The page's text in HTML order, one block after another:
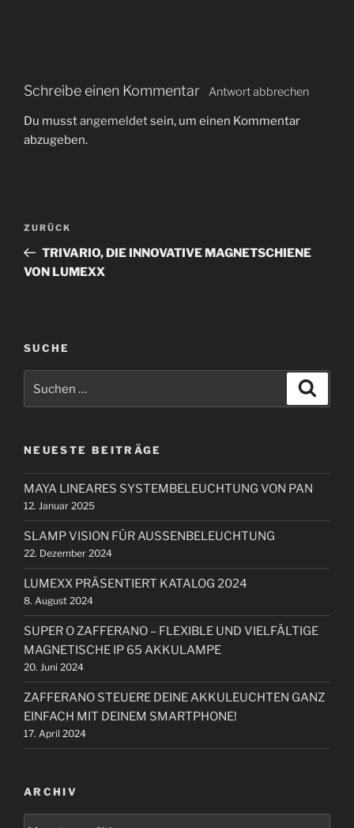
Schreibe einen Kommentar Antwort abbrechen
Du musstangemeldetsein, um einen Kommentar
abzugeben.
i
g
s
g
a
t
i
o
n
V
o
r
i
i
t
r
a
g
ZURÜCK
TRIVARIO, DIE INNOVATIVE MAGNETSCHIENE
VON LUMEXX
SUCHE
e
n
n
a
c
h
:
c
NEUESTE BEITRÄGE
MAYA LINEARES SYSTEMBELEUCHTUNG VON PAN
12. Januar 2025
SLAMP VISION FÜR AUSSENBELEUCHTUNG
22. Dezember 2024
LUMEXX PRÄSENTIERT KATALOG 2024
8. August 2024
SUPER O ZAFFERANO – FLEXIBLE UND VIELFÄLTIGE
MAGNETISCHE IP 65 AKKULAMPE
20. Juni 2024
ZAFFERANO STEUERE DEINE AKKULEUCHTEN GANZ
EINFACH MIT DEINEM SMARTPHONE!
17. April 2024
ARCHIV